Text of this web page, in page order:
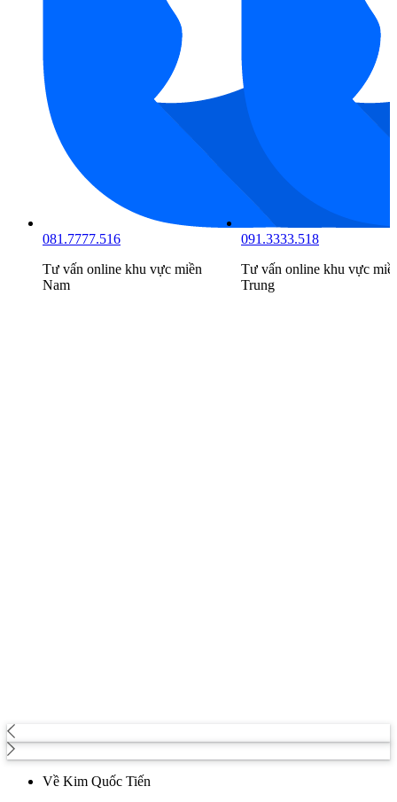
081.7777.516
Tư vấn online khu vực miền
Nam
091.3333.518
Tư vấn online khu vực
Trung
Về Kim Quốc Tiến